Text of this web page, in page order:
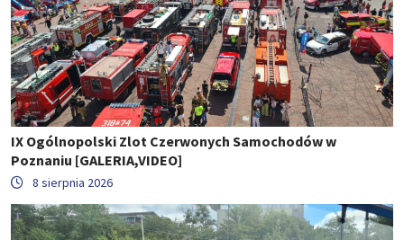
IX Ogólnopolski Zlot Czerwonych Samochodów w
Poznaniu [GALERIA,VIDEO]
8 sierpnia 2026